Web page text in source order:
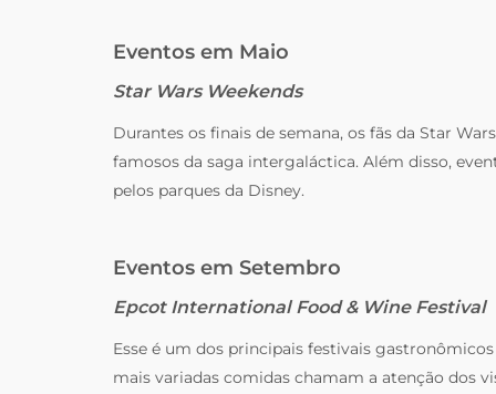
Eventos em Maio
Star Wars Weekends
Durantes os finais de semana, os fãs da Star
famosos da saga intergaláctica. Além disso,
pelos parques da Disney.
Eventos em Setembro
Epcot International Food & Wine Festival
Esse é um dos principais festivais
mais variadas comidas chamam a atenção dos